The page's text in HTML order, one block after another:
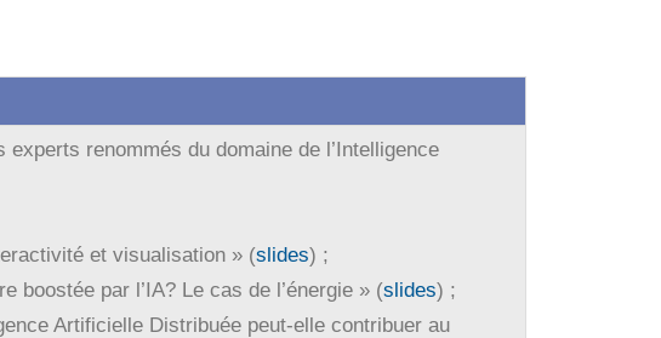
renommés du domaine de l’Intelligence
et visualisation » (slides) ;
boostée par l’IA? Le cas de l’énergie » (slides) ;
Artificielle Distribuée peut-elle contribuer au